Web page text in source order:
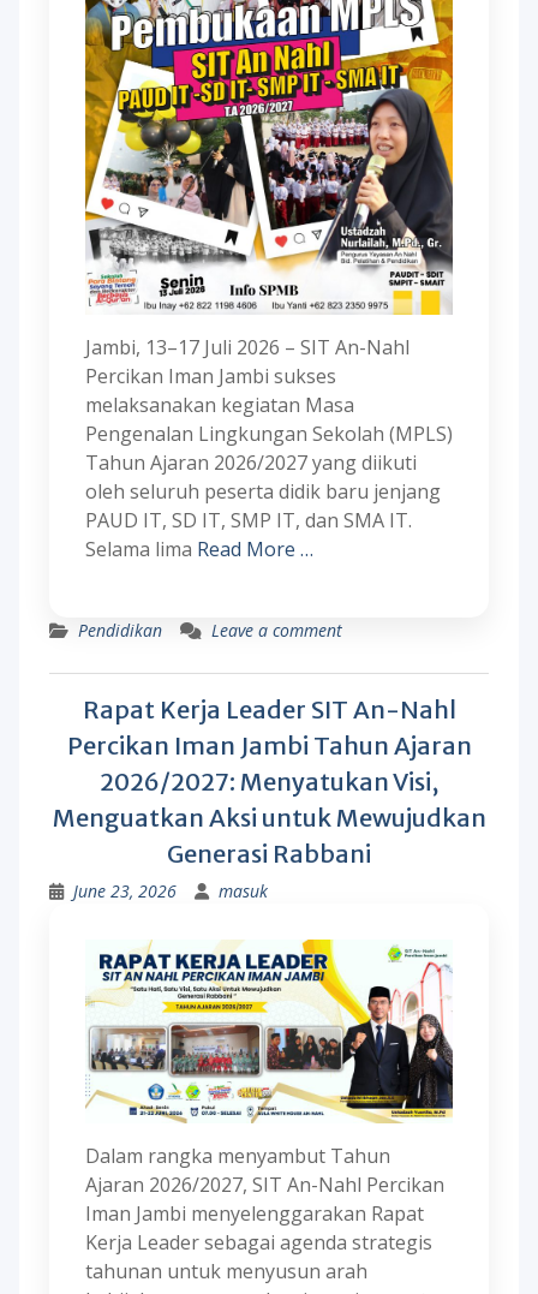
Jambi, 13–17 Juli 2026 – SIT An-Nahl
Percikan Iman Jambi sukses
melaksanakan kegiatan Masa
Pengenalan Lingkungan Sekolah (MPLS)
Tahun Ajaran 2026/2027 yang diikuti
oleh seluruh peserta didik baru jenjang
PAUD IT, SD IT, SMP IT, dan SMA IT.
Selama lima Read More …
Pendidikan Leave a comment
Rapat Kerja Leader SIT An-Nahl
Percikan Iman Jambi Tahun Ajaran
2026/2027: Menyatukan Visi,
Menguatkan Aksi untuk Mewujudkan
Generasi Rabbani
June 23, 2026 masuk
Dalam rangka menyambut Tahun
Ajaran 2026/2027, SIT An-Nahl Percikan
Iman Jambi menyelenggarakan Rapat
Kerja Leader sebagai agenda strategis
tahunan untuk menyusun arah